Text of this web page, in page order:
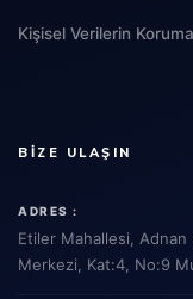
Kişisel Verilerin
BIZE ULAŞIN
ADRES :
Etiler Mahallesi, Adnan
Merkezi, Kat:4, No:9